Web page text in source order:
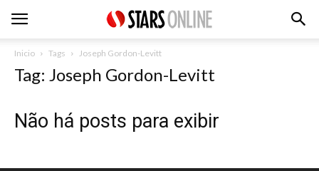
Inicio Tags Joseph Gordon-Levitt
Tag: Joseph Gordon-Levitt
Não há posts para exibir